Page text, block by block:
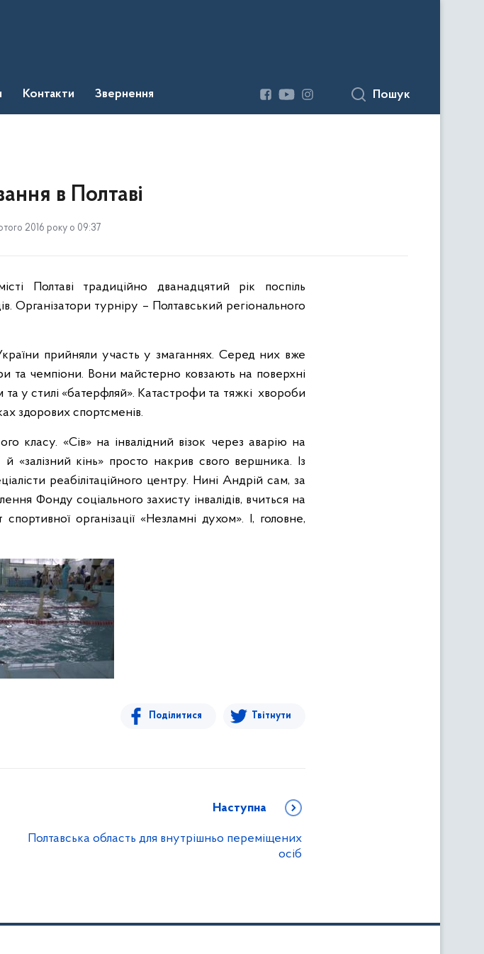
Контакти Звернення Пошук
в Полтаві
2016 року о 09:37
Полтаві традиційно дванадцятий рік поспіль
Організатори турніру – Полтавський регіонального
прийняли участь у змаганнях. Серед них вже
та чемпіони. Вони майстерно ковзають на поверхні
у стилі «батерфляй». Катастрофи та тяжкі хвороби
здорових спортсменів.
класу. «Сів» на інвалідний візок через аварію на
«залізний кінь» просто накрив свого вершника. Із
реабілітаційного центру. Нині Андрій сам, за
Фонду соціального захисту інвалідів, вчиться на
організації «Незламні духом». І, головне,
Поділитися Твітнути
Наступна
Полтавська область для внутрішньо переміщених
осіб